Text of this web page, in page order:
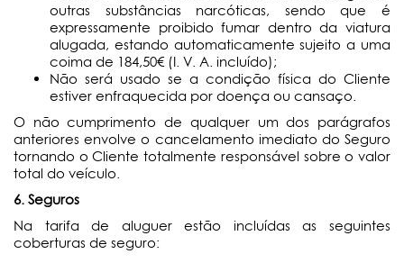
outras substâncias narcóticas, sendo que é
expressamente proibido fumar dentro da viatura
alugada, estando automaticamente sujeito a uma
coima de 184,50€ (I. V. A. incluído);
Não será usado se a condição física do Cliente
estiver enfraquecida por doença ou cansaço.
O não cumprimento de qualquer um dos parágrafos
anteriores envolve o cancelamento imediato do Seguro
tornando o Cliente totalmente responsável sobre o valor
total do veículo.
6. Seguros
Na tarifa de aluguer estão incluídas as seguintes
coberturas de seguro: